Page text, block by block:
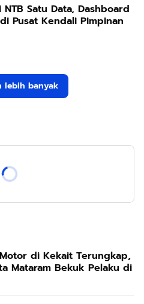
Satu Data, Dashboard
Pusat Kendali Pimpinan
lebih banyak
di Kekait Terungkap,
Mataram Bekuk Pelaku di